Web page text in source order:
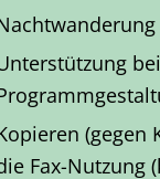
(gegen
Fax-Nutzung